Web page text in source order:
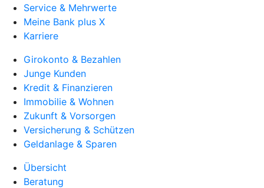
Service & Mehrwerte
Meine Bank plus X
Karriere
Girokonto & Bezahlen
Junge Kunden
Kredit & Finanzieren
Immobilie & Wohnen
Zukunft & Vorsorgen
Versicherung & Schützen
Geldanlage & Sparen
Übersicht
Beratung